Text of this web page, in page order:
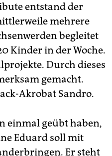
entstand der
mehrere
begleitet
Kinder in der Woche.
Durch dieses
gemacht.
Akrobat Sandro.
einmal geübt haben,
Eduard soll mit
Er steht